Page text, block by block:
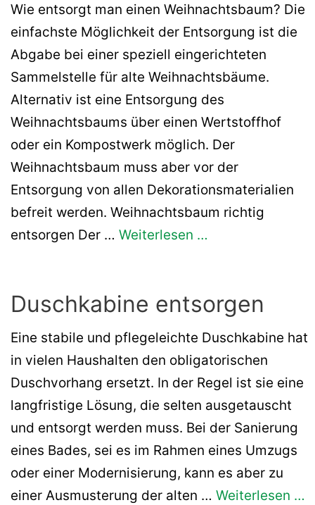
Wie entsorgt man einen Weihnachtsbaum? Die
einfachste Möglichkeit der Entsorgung ist die
Abgabe bei einer speziell eingerichteten
Sammelstelle für alte Weihnachtsbäume.
Alternativ ist eine Entsorgung des
Weihnachtsbaums über einen Wertstoffhof
oder ein Kompostwerk möglich. Der
Weihnachtsbaum muss aber vor der
Entsorgung von allen Dekorationsmaterialien
befreit werden. Weihnachtsbaum richtig
entsorgen Der … Weiterlesen …
Duschkabine entsorgen
Eine stabile und pflegeleichte Duschkabine hat
in vielen Haushalten den obligatorischen
Duschvorhang ersetzt. In der Regel ist sie eine
langfristige Lösung, die selten ausgetauscht
und entsorgt werden muss. Bei der Sanierung
eines Bades, sei es im Rahmen eines Umzugs
oder einer Modernisierung, kann es aber zu
einer Ausmusterung der alten … Weiterlesen …